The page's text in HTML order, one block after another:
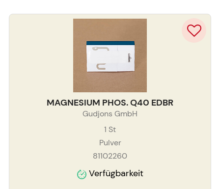
MAGNESIUM PHOS. Q40 EDBR
Gudjons GmbH
1 St
Pulver
81102260
Verfügbarkeit